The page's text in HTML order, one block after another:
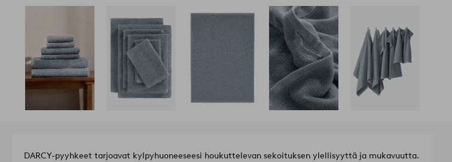
DARCY-pyyhkeet tarjoavat kylpyhuoneeseesi houkuttelevan sekoituksen ylellisyyttä ja mukavuutta.